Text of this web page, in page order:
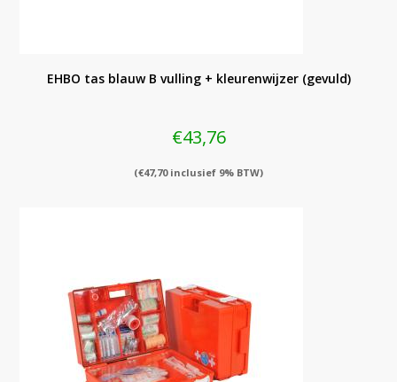
EHBO tas blauw B vulling + kleurenwijzer (gevuld)
€43,76
(€47,70inclusief 9% BTW)